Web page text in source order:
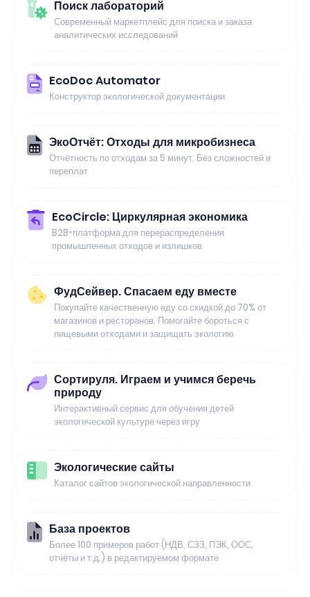
Поиск лабораторий
Современный маркетплейс для поиска и заказа
аналитических исследований
EcoDoc Automator
Конструктор экологической документации
ЭкоОтчёт: Отходы для микробизнеса
Отчётность по отходам за 5 минут. Без сложностей и
переплат
EcoCircle: Циркулярная экономика
B2B-платформа для перераспределения
промышленных отходов и излишков
ФудСейвер. Спасаем еду вместе
Покупайте качественную еду со скидкой до 70% от
магазинов и ресторанов. Помогайте бороться с
пищевыми отходами и защищать экологию
Сортируля. Играем и учимся беречь
природу
Интерактивный сервис для обучения детей
экологической культуре через игру
Экологические сайты
Каталог сайтов экологической направленности
База проектов
Более 100 примеров работ (НДВ, СЗЗ, ПЭК, ООС,
отчёты и т.д.) в редактируемом формате